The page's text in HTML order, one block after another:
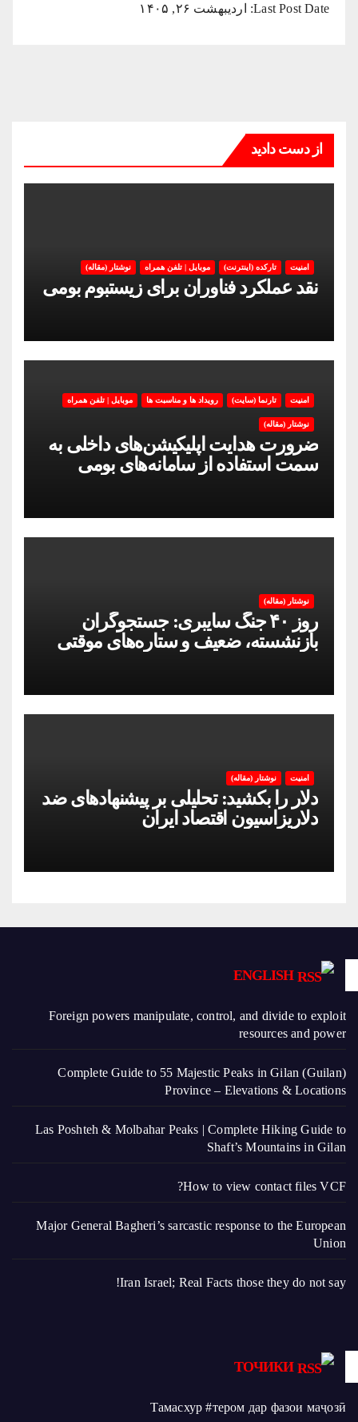
Last Post Date: اردیبهشت ۲۶, ۱۴۰۵
از دست دادید
امنیت تارکده (اینترنت) موبایل | تلفن همراه نوشتار (مقاله)
نقد عملکرد فناوران برای زیستبوم بومی
امنیت تارنما (سایت) رویداد ها و مناسبت ها موبایل | تلفن همراه
نوشتار (مقاله)
ضرورت هدایت اپلیکیشن‌های داخلی به
سمت استفاده از سامانه‌های بومی
نوشتار (مقاله)
روز ۴۰ جنگ سایبری: جستجوگران
بازنشسته، ضعیف و ستاره‌های موقتی
امنیت نوشتار (مقاله)
دلار را بکشید: تحلیلی بر پیشنهادهای ضد
دلاریزاسیون اقتصاد ایران
ENGLISH
Foreign powers manipulate, control, and divide to exploit
resources and power
Complete Guide to 55 Majestic Peaks in Gilan (Guilan)
Province – Elevations & Locations
Las Poshteh & Molbahar Peaks | Complete Hiking Guide to
Shaft’s Mountains in Gilan
How to view contact files VCF?
Major General Bagheri’s sarcastic response to the European
Union
Iran Israel; Real Facts those they do not say!
ТОЧИКИ
Тамасхур #тером дар фазои маҷозӣ